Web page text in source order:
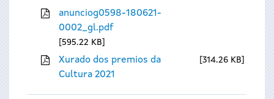
anunciog0598-180621-
0002_gl.pdf
595.22 KB
Xurado dos premios da
Cultura 2021
314.26 KB